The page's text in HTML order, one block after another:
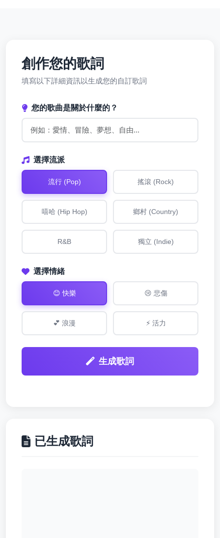
創作您的歌詞
填寫以下詳細資訊以生成您的自訂歌詞
您的歌曲是關於什麼的？
選擇流派
流行 (Pop) 搖滾 (Rock)
嘻哈 (Hip Hop) 鄉村 (Country)
R&B 獨立 (Indie)
選擇情緒
😊 快樂 😢 悲傷
💕 浪漫 ⚡ 活力
生成歌詞
已生成歌詞